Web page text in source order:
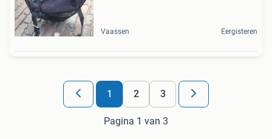
Vaassen Eergisteren
1 2 3
Pagina 1 van 3